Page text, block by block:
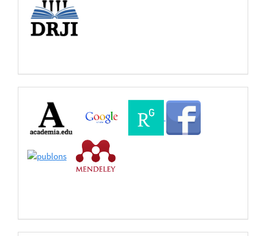
Buscadores
Bases
de
Datos